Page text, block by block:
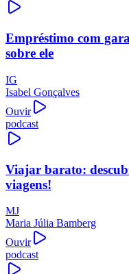
Empréstimo com
sobre ele
IG
Isabel Gonçalves
Ouvir
podcast
Viajar barato:
viagens!
MJ
Maria Júlia Bamberg
Ouvir
podcast